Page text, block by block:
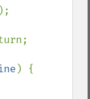
);
) {